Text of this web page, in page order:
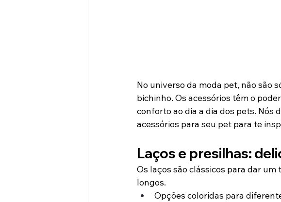
No universo da moda pet, não são
bichinho. Os acessórios têm o
conforto ao dia a dia dos pets. Nós
acessórios para seu pet para te
Laços e presilhas:
Os laços são clássicos para dar
longos.
Opções coloridas para